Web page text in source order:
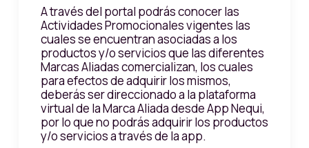
A través del portal podrás conocer las
Actividades Promocionales vigentes las
cuales se encuentran asociadas a los
productos y/o servicios que las diferentes
Marcas Aliadas comercializan, los cuales
para efectos de adquirir los mismos,
deberás ser direccionado a la plataforma
virtual de la Marca Aliada desde App Nequi,
por lo que no podrás adquirir los productos
y/o servicios a través de la app.